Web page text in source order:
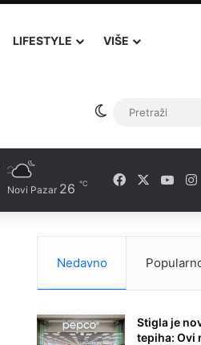
LIFESTYLE VIŠE
Switch skin
Novi Pazar 26 ℃ Facebook
Nedavno
Stigla je
tepiha: Ovi